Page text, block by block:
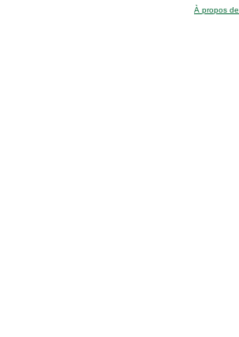
À propos de